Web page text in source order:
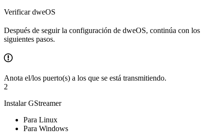
Verificar dweOS
Después de seguir la configuración de dweOS, continúa con los
siguientes pasos.
Anota el/los puerto(s) a los que se está transmitiendo.
2
Instalar GStreamer
Para Linux
Para Windows